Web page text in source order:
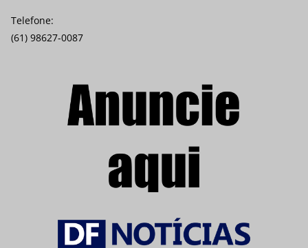
Telefone:
(61) 98627-0087